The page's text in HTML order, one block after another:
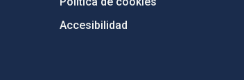
Accesibilidad